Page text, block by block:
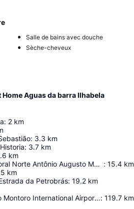
Salle de bains avec douche
Sèche-cheveux
Aguas da barra Ilhabela
: 2 km
: 3.3 km
: 3.7 km
km
Centro de Eventos do Litoral Norte Antônio Augusto Matheus : 15.4 km
km
da Petrobrás: 19.2 km
Governador André Franco Montoro International Airport Of Cumbica/Guarulhos/São Paulo: 119.7 km